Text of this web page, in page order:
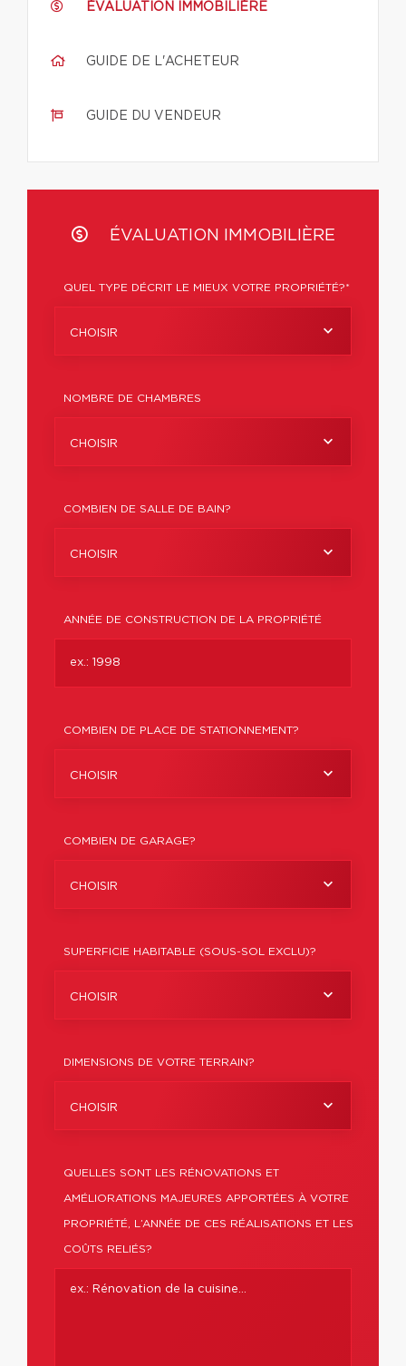
ÉVALUATION IMMOBILIÈRE
GUIDE DE L'ACHETEUR
GUIDE DU VENDEUR
ÉVALUATION IMMOBILIÈRE
QUEL TYPE DÉCRIT LE MIEUX VOTRE PROPRIÉTÉ?*
CHOISIR
NOMBRE DE CHAMBRES
CHOISIR
COMBIEN DE SALLE DE BAIN?
CHOISIR
ANNÉE DE CONSTRUCTION DE LA PROPRIÉTÉ
COMBIEN DE PLACE DE STATIONNEMENT?
CHOISIR
COMBIEN DE GARAGE?
CHOISIR
SUPERFICIE HABITABLE (SOUS-SOL EXCLU)?
CHOISIR
DIMENSIONS DE VOTRE TERRAIN?
CHOISIR
QUELLES SONT LES RÉNOVATIONS ET
AMÉLIORATIONS MAJEURES APPORTÉES À VOTRE
PROPRIÉTÉ, L’ANNÉE DE CES RÉALISATIONS ET LES
COÛTS RELIÉS?